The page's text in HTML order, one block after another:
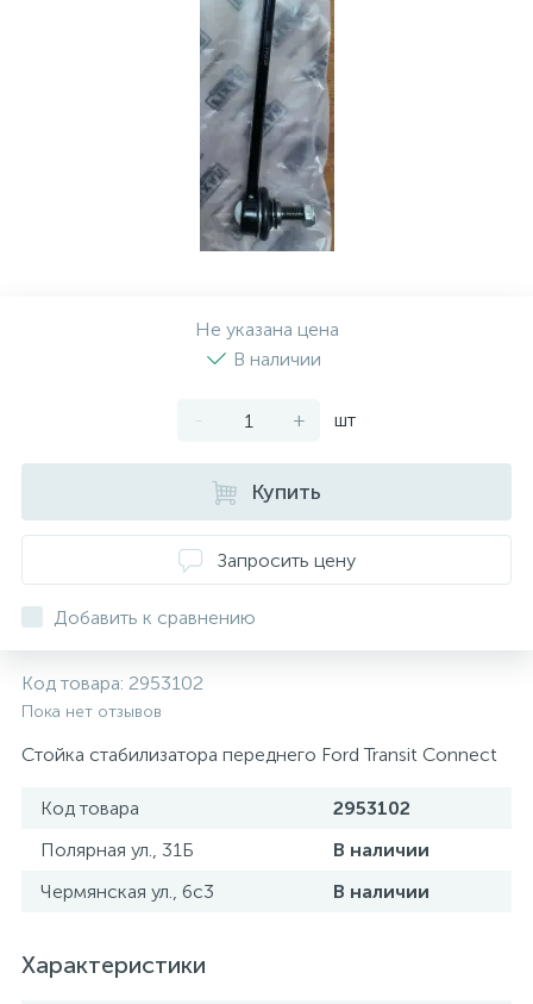
Не указана цена
В наличии
- + шт
Купить
Запросить цену
Добавить к сравнению
Код товара: 2953102
Пока нет отзывов
Стойка стабилизатора переднего Ford Transit Connect
Код товара
2953102
Полярная ул., 31Б
В наличии
Чермянская ул., 6с3
В наличии
Характеристики
Масло МОТОРНОЕ
МАСЛО ТРАНСМИССИОННОЕ
ТОРМОЗНАЯ ЖИДКОСТЬ
ПРИВОДНОЙ РЕМЕНЬ
ТОРМОЗНЫЕ КОЛОДКИ
ТОРМОЗНЫЕ ДИСКИ